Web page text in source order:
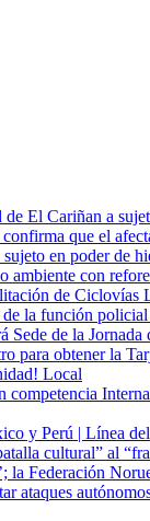
El Cariñan a
que el
en poder de
con
de Ciclovías
la función
de la
para obtener la
Local
y Perú | Línea
cultural” al
la Federación
ataques